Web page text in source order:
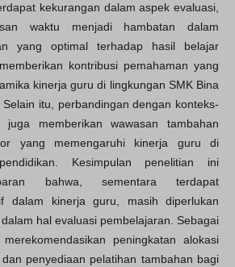
kekurangan dalam aspek evaluasi,
waktu menjadi hambatan dalam
yang optimal terhadap hasil belajar
kontribusi pemahaman yang
kinerja guru di lingkungan SMK Bina
itu, perbandingan dengan konteks-
juga memberikan wawasan tambahan
yang memengaruhi kinerja guru di
Kesimpulan penelitian ini
bahwa, sementara terdapat
dalam kinerja guru, masih diperlukan
hal evaluasi pembelajaran. Sebagai
peningkatan alokasi
penyediaan pelatihan tambahan bagi